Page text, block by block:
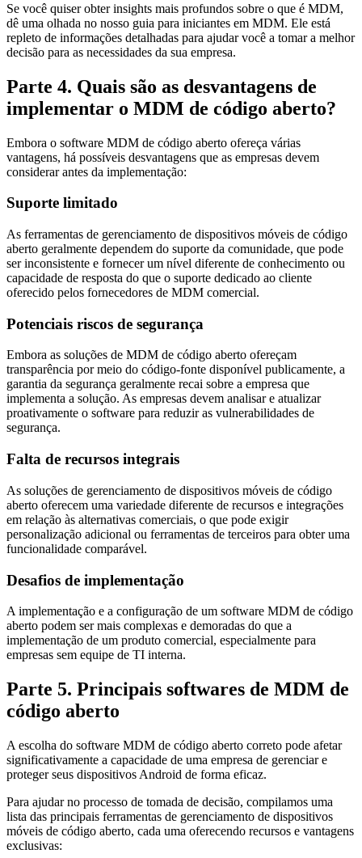
Se você quiser obter insights mais profundos sobre o que é MDM,
dê uma olhada no nosso guia para iniciantes em MDM. Ele está
repleto de informações detalhadas para ajudar você a tomar a melhor
decisão para as necessidades da sua empresa.
Parte 4. Quais são as desvantagens de
implementar o MDM de código aberto?
Embora o software MDM de código aberto ofereça várias
vantagens, há possíveis desvantagens que as empresas devem
considerar antes da implementação:
Suporte limitado
As ferramentas de gerenciamento de dispositivos móveis de código
aberto geralmente dependem do suporte da comunidade, que pode
ser inconsistente e fornecer um nível diferente de conhecimento ou
capacidade de resposta do que o suporte dedicado ao cliente
oferecido pelos fornecedores de MDM comercial.
Potenciais riscos de segurança
Embora as soluções de MDM de código aberto ofereçam
transparência por meio do código-fonte disponível publicamente, a
garantia da segurança geralmente recai sobre a empresa que
implementa a solução. As empresas devem analisar e atualizar
proativamente o software para reduzir as vulnerabilidades de
segurança.
Falta de recursos integrais
As soluções de gerenciamento de dispositivos móveis de código
aberto oferecem uma variedade diferente de recursos e integrações
em relação às alternativas comerciais, o que pode exigir
personalização adicional ou ferramentas de terceiros para obter uma
funcionalidade comparável.
Desafios de implementação
A implementação e a configuração de um software MDM de código
aberto podem ser mais complexas e demoradas do que a
implementação de um produto comercial, especialmente para
empresas sem equipe de TI interna.
Parte 5. Principais softwares de MDM de
código aberto
A escolha do software MDM de código aberto correto pode afetar
significativamente a capacidade de uma empresa de gerenciar e
proteger seus dispositivos Android de forma eficaz.
Para ajudar no processo de tomada de decisão, compilamos uma
lista das principais ferramentas de gerenciamento de dispositivos
móveis de código aberto, cada uma oferecendo recursos e vantagens
exclusivas: